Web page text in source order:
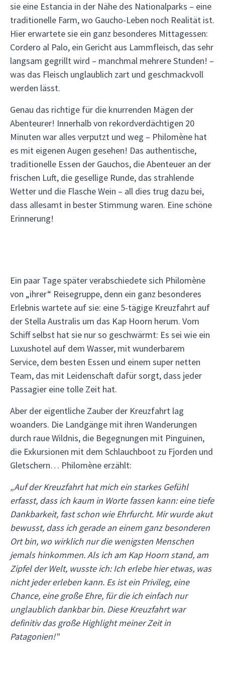
sie eine Estancia in der Nähe des Nationalparks – eine
traditionelle Farm, wo Gaucho-Leben noch Realität ist.
Hier erwartete sie ein ganz besonderes Mittagessen:
Cordero al Palo, ein Gericht aus Lammfleisch, das sehr
langsam gegrillt wird – manchmal mehrere Stunden! –
was das Fleisch unglaublich zart und geschmackvoll
werden lässt.
Genau das richtige für die knurrenden Mägen der
Abenteurer! Innerhalb von rekordverdächtigen 20
Minuten war alles verputzt und weg – Philomène hat
es mit eigenen Augen gesehen! Das authentische,
traditionelle Essen der Gauchos, die Abenteuer an der
frischen Luft, die gesellige Runde, das strahlende
Wetter und die Flasche Wein – all dies trug dazu bei,
dass allesamt in bester Stimmung waren. Eine schöne
Erinnerung!
Ein paar Tage später verabschiedete sich Philomène
von „ihrer“ Reisegruppe, denn ein ganz besonderes
Erlebnis wartete auf sie: eine 5-tägige Kreuzfahrt auf
der Stella Australis um das Kap Hoorn herum. Vom
Schiff selbst hat sie nur so geschwärmt: Es sei wie ein
Luxushotel auf dem Wasser, mit wunderbarem
Service, dem besten Essen und einem super netten
Team, das mit Leidenschaft dafür sorgt, dass jeder
Passagier eine tolle Zeit hat.
Aber der eigentliche Zauber der Kreuzfahrt lag
woanders. Die Landgänge mit ihren Wanderungen
durch raue Wildnis, die Begegnungen mit Pinguinen,
die Exkursionen mit dem Schlauchboot zu Fjorden und
Gletschern… Philomène erzählt:
„Auf der Kreuzfahrt hat mich ein starkes Gefühl
erfasst, dass ich kaum in Worte fassen kann: eine tiefe
Dankbarkeit, fast schon wie Ehrfurcht. Mir wurde akut
bewusst, dass ich gerade an einem ganz besonderen
Ort bin, wo wirklich nur die wenigsten Menschen
jemals hinkommen. Als ich am Kap Hoorn stand, am
Zipfel der Welt, wusste ich: Ich erlebe hier etwas, was
nicht jeder erleben kann. Es ist ein Privileg, eine
Chance, eine große Ehre, für die ich einfach nur
unglaublich dankbar bin. Diese Kreuzfahrt war
definitiv das große Highlight meiner Zeit in
Patagonien!"